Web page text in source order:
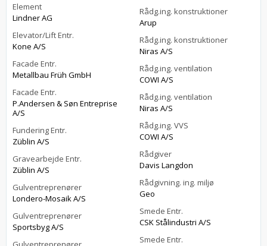
Element
Lindner AG
Elevator/Lift Entr.
Kone A/S
Facade Entr.
Metallbau Früh GmbH
Facade Entr.
P.Andersen & Søn Entreprise
A/S
Fundering Entr.
Züblin A/S
Gravearbejde Entr.
Züblin A/S
Gulventreprenører
Londero-Mosaik A/S
Gulventreprenører
Sportsbyg A/S
Rådg.ing. konstruktioner
Arup
Rådg.ing. konstruktioner
Niras A/S
Rådg.ing. ventilation
COWI A/S
Rådg.ing. ventilation
Niras A/S
Rådg.ing. VVS
COWI A/S
Rådgiver
Davis Langdon
Rådgivning. ing. miljø
Geo
Smede Entr.
CSK Stålindustri A/S
Smede Entr.